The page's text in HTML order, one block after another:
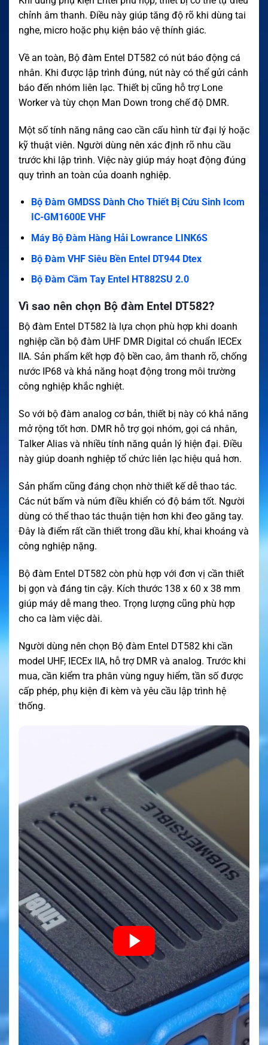
chỉnh âm thanh. Điều này giúp tăng độ rõ khi dùng tai
nghe, micro hoặc phụ kiện bảo vệ thính giác.
Về an toàn, Bộ đàm Entel DT582 có nút báo động cá
nhân. Khi được lập trình đúng, nút này có thể gửi cảnh
báo đến nhóm liên lạc. Thiết bị cũng hỗ trợ Lone
Worker và tùy chọn Man Down trong chế độ DMR.
Một số tính năng nâng cao cần cấu hình từ đại lý hoặc
kỹ thuật viên. Người dùng nên xác định rõ nhu cầu
trước khi lập trình. Việc này giúp máy hoạt động đúng
quy trình an toàn của doanh nghiệp.
Bộ Đàm GMDSS Dành Cho Thiết Bị Cứu Sinh Icom
IC-GM1600E VHF
Máy Bộ Đàm Hàng Hải Lowrance LINK6S
Bộ Đàm VHF Siêu Bền Entel DT944 Dtex
Bộ Đàm Cầm Tay Entel HT882SU 2.0
Vì sao nên chọn Bộ đàm Entel DT582?
Bộ đàm Entel DT582 là lựa chọn phù hợp khi doanh
nghiệp cần bộ đàm UHF DMR Digital có chuẩn IECEx
IIA. Sản phẩm kết hợp độ bền cao, âm thanh rõ, chống
nước IP68 và khả năng hoạt động trong môi trường
công nghiệp khắc nghiệt.
So với bộ đàm analog cơ bản, thiết bị này có khả năng
mở rộng tốt hơn. DMR hỗ trợ gọi nhóm, gọi cá nhân,
Talker Alias và nhiều tính năng quản lý hiện đại. Điều
này giúp doanh nghiệp tổ chức liên lạc hiệu quả hơn.
Sản phẩm cũng đáng chọn nhờ thiết kế dễ thao tác.
Các nút bấm và núm điều khiển có độ bám tốt. Người
dùng có thể thao tác thuận tiện hơn khi đeo găng tay.
Đây là điểm rất cần thiết trong dầu khí, khai khoáng và
công nghiệp nặng.
Bộ đàm Entel DT582 còn phù hợp với đơn vị cần thiết
bị gọn và đáng tin cậy. Kích thước 138 x 60 x 38 mm
giúp máy dễ mang theo. Trọng lượng cũng phù hợp
cho ca làm việc dài.
Người dùng nên chọn Bộ đàm Entel DT582 khi cần
model UHF, IECEx IIA, hỗ trợ DMR và analog. Trước khi
mua, cần kiểm tra phân vùng nguy hiểm, tần số được
cấp phép, phụ kiện đi kèm và yêu cầu lập trình hệ
thống.